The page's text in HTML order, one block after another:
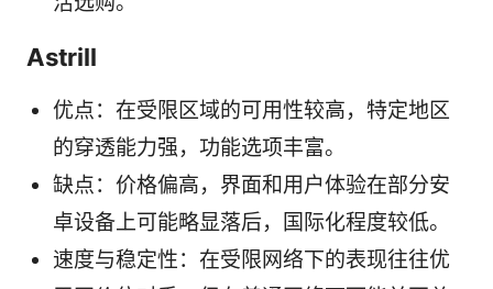
Astrill
优点：在受限区域的可用性较高，特定地区
的穿透能力强，功能选项丰富。
缺点：价格偏高，界面和用户体验在部分安
卓设备上可能略显落后，国际化程度较低。
速度与稳定性：在受限网络下的表现往往优